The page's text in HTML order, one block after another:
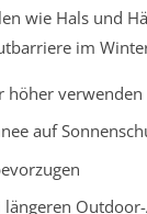
wie Hals und
im
höher verwenden
auf
längeren